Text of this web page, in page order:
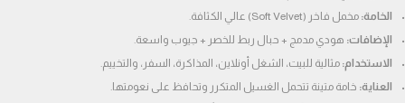
الخامة: مخمل فاخر (Soft Velvet) عالي الكثافة.
الإضافات: هودي مدمج + حبال ربط للخصر + جيوب واسعة.
الاستخدام: مثالية للبيت، الشغل أونلاين، المذاكرة، السفر، والتخييم.
العناية: خامة متينة تتحمل الغسيل المتكرر وتحافظ على نعومتها.